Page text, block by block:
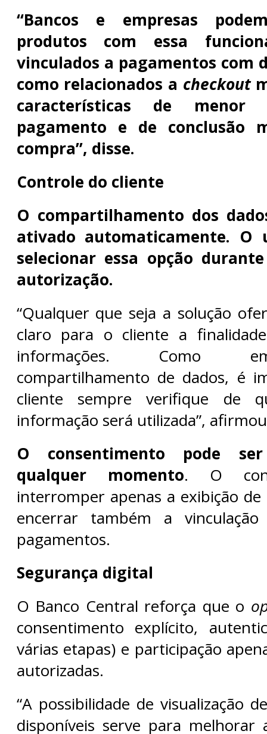
“Bancos e empresas
produtos com essa
vinculados a pagamentos com
como relacionados a checkout
características de menor
pagamento e de conclusão
compra”, disse.
Controle do cliente
O compartilhamento dos
ativado automaticamente. O
selecionar essa opção
autorização.
“Qualquer que seja a solução
claro para o cliente a
informações. Como
compartilhamento de dados, é
cliente sempre verifique de
informação será utilizada”,
O consentimento pode
qualquer momento. O
interromper apenas a exibição
encerrar também a
pagamentos.
Segurança digital
O Banco Central reforça que o
consentimento explícito,
várias etapas) e participação
autorizadas.
“A possibilidade de visualização
disponíveis serve para melhorar